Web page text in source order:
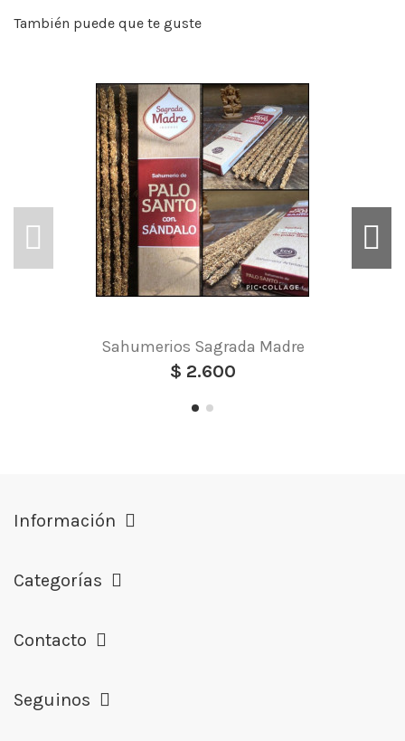
También puede que te guste
Sahumerios Sagrada Madre
$ 2.600
Información
Categorías
Contacto
Seguinos